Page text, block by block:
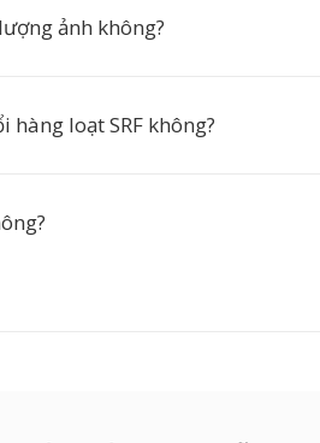
ảnh không?
loạt SRF không?